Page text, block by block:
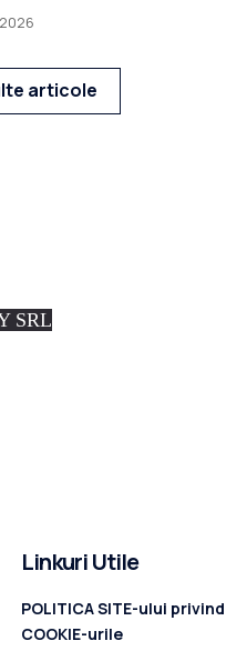
articole
SRL
Linkuri Utile
POLITICA SITE-ului privind
COOKIE-urile